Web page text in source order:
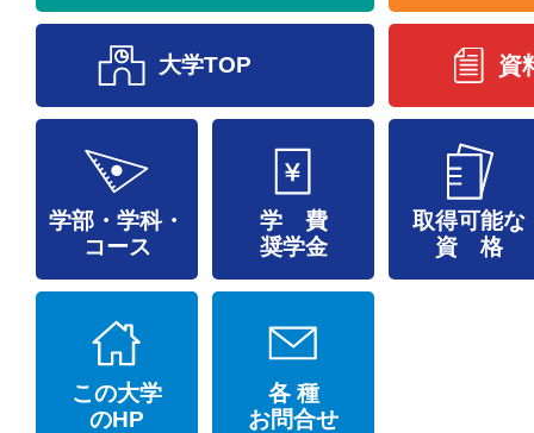
資
大学TOP
学部・学科・
コース
学 費
奨学金
取得可能な
資 格
この大学
のHP
各 種
お問合せ